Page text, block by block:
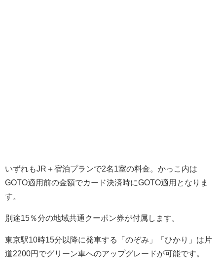
いずれもJR＋宿泊プランで2名1室の料金。かっこ内は
GOTO適用前の金額でカード決済時にGOTO適用となりま
す。
別途15％分の地域共通クーポン券が付属します。
東京駅10時15分以降に発車する「のぞみ」「ひかり」は片
道2200円でグリーン車へのアップグレードが可能です。